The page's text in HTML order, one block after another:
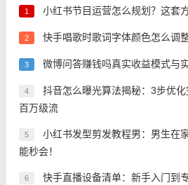
1 小红书节目运营怎么规划？这套
2 快手唱歌时歌词字体颜色怎么调
3 微博问答赚钱吗真实收益模式与
4
抖音怎么曝光算法揭秘：3步优
百万级流
5
小红书发型剪发教程男：男生在
能秒会！
6
快手直播设备清单：新手入门到